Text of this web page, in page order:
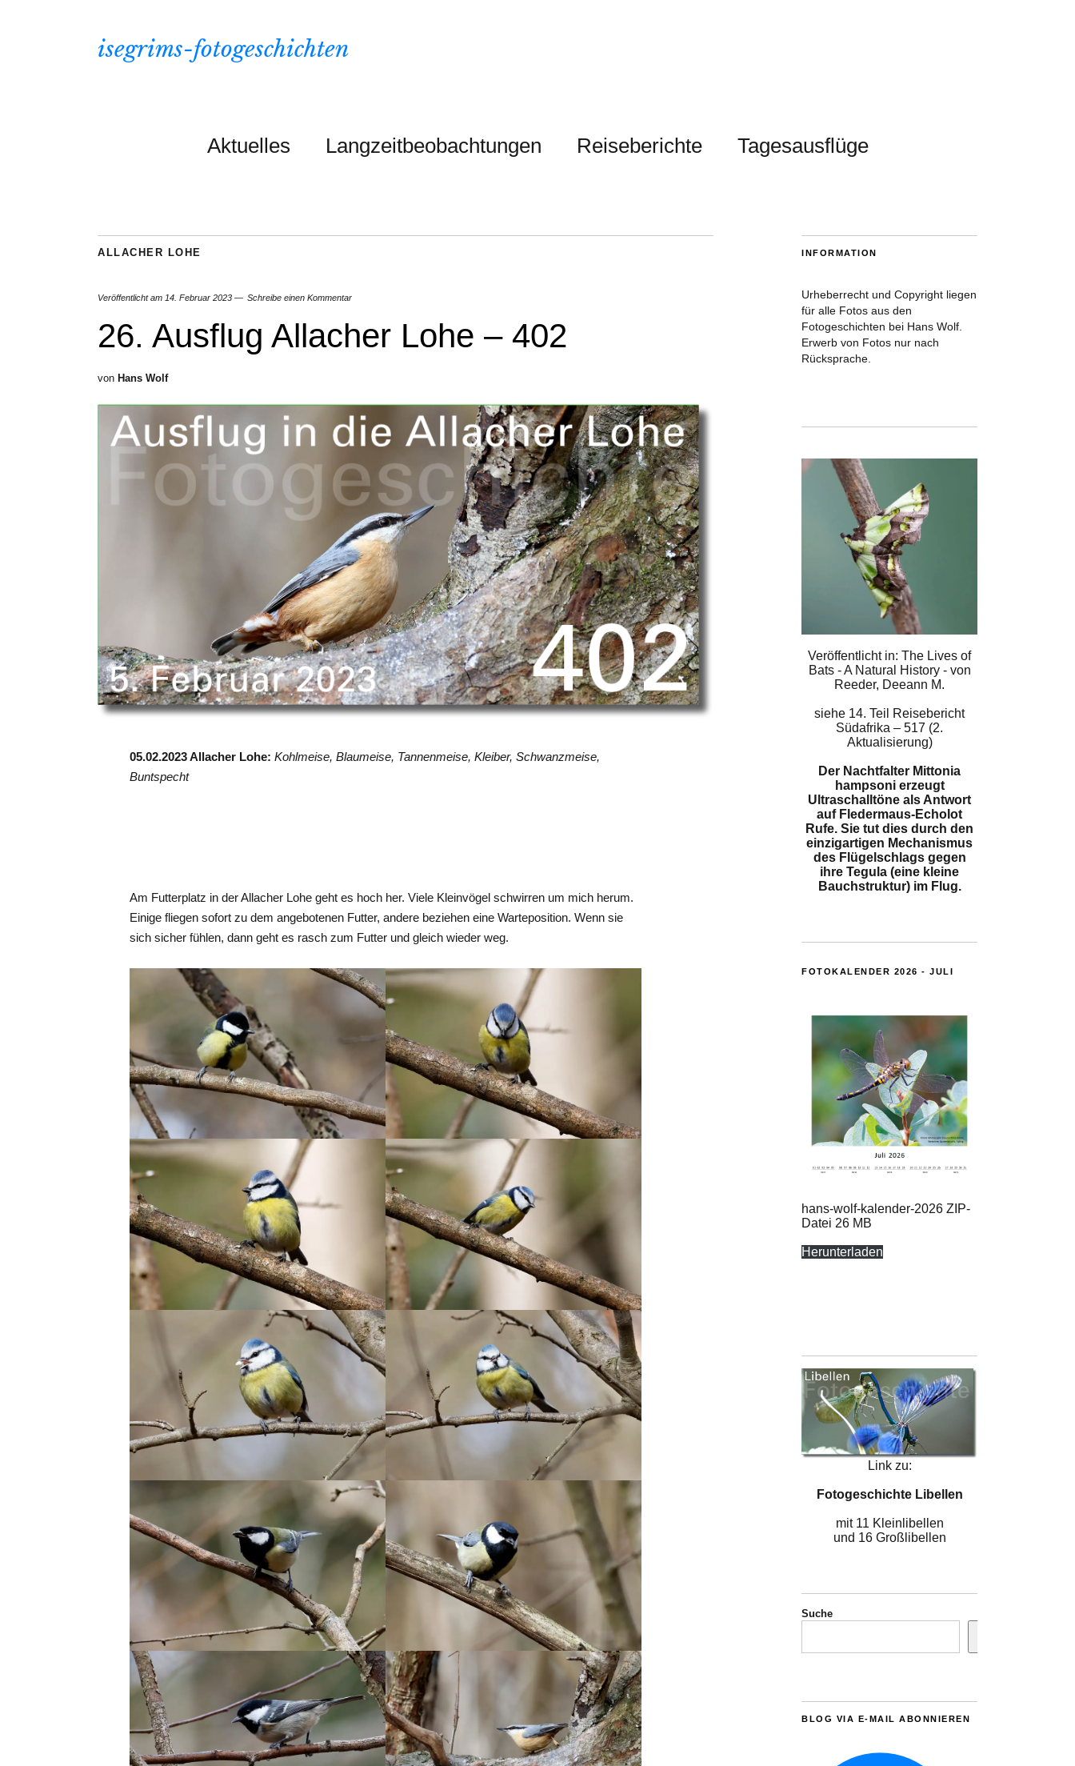
isegrims-fotogeschichten
Aktuelles Langzeitbeobachtungen Reiseberichte Tagesausflüge
ALLACHER LOHE
Veröffentlicht am 14. Februar 2023 Schreibe einen Kommentar
26. Ausflug Allacher Lohe – 402
von Hans Wolf
05.02.2023 Allacher Lohe: Kohlmeise, Blaumeise, Tannenmeise, Kleiber, Schwanzmeise,
Buntspecht
Am Futterplatz in der Allacher Lohe geht es hoch her. Viele Kleinvögel schwirren um mich herum.
Einige fliegen sofort zu dem angebotenen Futter, andere beziehen eine Warteposition. Wenn sie
sich sicher fühlen, dann geht es rasch zum Futter und gleich wieder weg.
INFORMATION
Urheberrecht und Copyright liegen
für alle Fotos aus den
Fotogeschichten bei Hans Wolf.
Erwerb von Fotos nur nach
Rücksprache.
Veröffentlicht in: The Lives of
Bats - A Natural History - von
Reeder, Deeann M.
siehe 14. Teil Reisebericht
Südafrika – 517 (2.
Aktualisierung)
Der Nachtfalter Mittonia
hampsoni erzeugt
Ultraschalltöne als Antwort
auf Fledermaus-Echolot
Rufe. Sie tut dies durch den
einzigartigen Mechanismus
des Flügelschlags gegen
ihre Tegula (eine kleine
Bauchstruktur) im Flug.
FOTOKALENDER 2026 - JULI
hans-wolf-kalender-2026 ZIP-
Datei 26 MB
Herunterladen
Link zu:
Fotogeschichte Libellen
mit 11 Kleinlibellen
und 16 Großlibellen
Suche
BLOG VIA E-MAIL ABONNIEREN